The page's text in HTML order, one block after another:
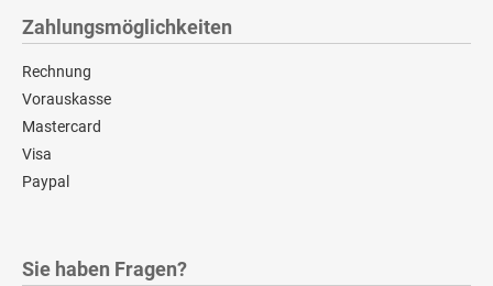
Zahlungsmöglichkeiten
Rechnung
Vorauskasse
Mastercard
Visa
Paypal
Sie haben Fragen?